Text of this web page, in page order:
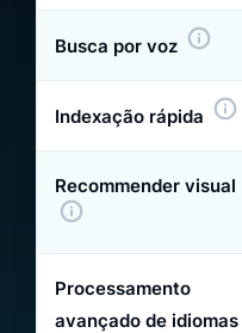
Busca por voz
Indexação rápida
Recommender visual
Processamento
avançado de idiomas